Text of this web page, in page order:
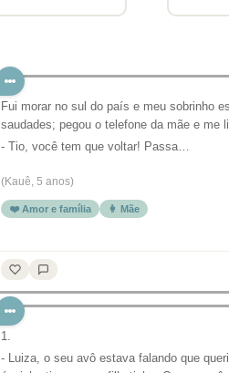
Fui morar no sul do país e meu sobrinho
saudades; pegou o telefone da mãe e me
- Tio, você tem que voltar! Passa…
(Kauê, 5 anos)
❤️ Amor e família 👩 Mãe
1.
- Luiza, o seu avô estava falando que